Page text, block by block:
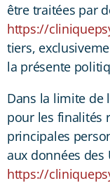
être traitées par
https://
tiers,
la présente
Dans la limite de
pour les finalités
principales
aux données des
https://